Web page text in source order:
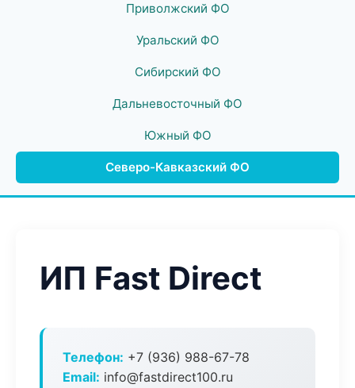
Приволжский ФО
Уральский ФО
Сибирский ФО
Дальневосточный ФО
Южный ФО
Северо-Кавказский ФО
ИП Fast Direct
Телефон: +7 (936) 988-67-78
Email: info@fastdirect100.ru